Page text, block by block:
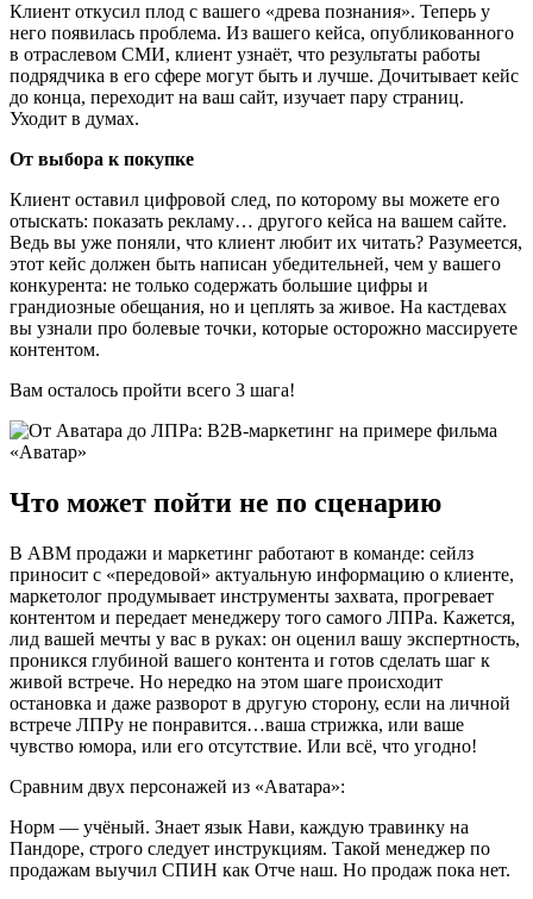
Клиент откусил плод с вашего «древа познания». Теперь у
него появилась проблема. Из вашего кейса, опубликованного
в отраслевом СМИ, клиент узнаёт, что результаты работы
подрядчика в его сфере могут быть и лучше. Дочитывает кейс
до конца, переходит на ваш сайт, изучает пару страниц.
Уходит в думах.
От выбора к покупке
Клиент оставил цифровой след, по которому вы можете его
отыскать: показать рекламу… другого кейса на вашем сайте.
Ведь вы уже поняли, что клиент любит их читать? Разумеется,
этот кейс должен быть написан убедительней, чем у вашего
конкурента: не только содержать большие цифры и
грандиозные обещания, но и цеплять за живое. На кастдевах
вы узнали про болевые точки, которые осторожно массируете
контентом.
Вам осталось пройти всего 3 шага!
Что может пойти не по сценарию
В АВМ продажи и маркетинг работают в команде: сейлз
приносит с «передовой» актуальную информацию о клиенте,
маркетолог продумывает инструменты захвата, прогревает
контентом и передает менеджеру того самого ЛПРа. Кажется,
лид вашей мечты у вас в руках: он оценил вашу экспертность,
проникся глубиной вашего контента и готов сделать шаг к
живой встрече. Но нередко на этом шаге происходит
остановка и даже разворот в другую сторону, если на личной
встрече ЛПРу не понравится…ваша стрижка, или ваше
чувство юмора, или его отсутствие. Или всё, что угодно!
Сравним двух персонажей из «Аватара»:
Норм — учёный. Знает язык Нави, каждую травинку на
Пандоре, строго следует инструкциям. Такой менеджер по
продажам выучил СПИН как Отче наш. Но продаж пока нет.